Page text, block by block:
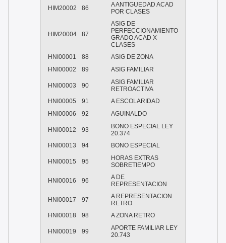
HIM20002 86
A ANTIGUEDAD ACAD
POR CLASES
HIM20004 87
ASIG DE
PERFECCIONAMIENTO
GRADO ACAD X
CLASES
HNI00001
88
ASIG DE ZONA
HNI00002
89 ASIG FAMILIAR
HNI00003 90
ASIG FAMILIAR
RETROACTIVA
HNI00005
91
A ESCOLARIDAD
HNI00006
92 AGUINALDO
HNI00012 93
BONO ESPECIAL LEY
20.374
HNI00013
94 BONO ESPECIAL
HNI00015 95
HORAS EXTRAS
SOBRETIEMPO
HNI00016 96
A DE
REPRESENTACION
HNI00017 97
A REPRESENTACION
RETRO
HNI00018
98 A ZONA RETRO
HNI00019 99
APORTE FAMILIAR LEY
20.743